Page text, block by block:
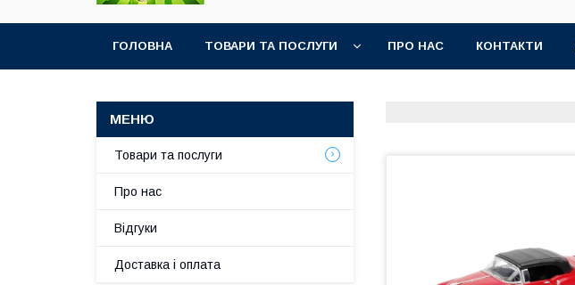
ГОЛОВНА ТОВАРИ ТА ПОСЛУГИ ПРО НАС КОНТАКТИ
Товари та послуги
Про нас
Відгуки
Доставка і оплата